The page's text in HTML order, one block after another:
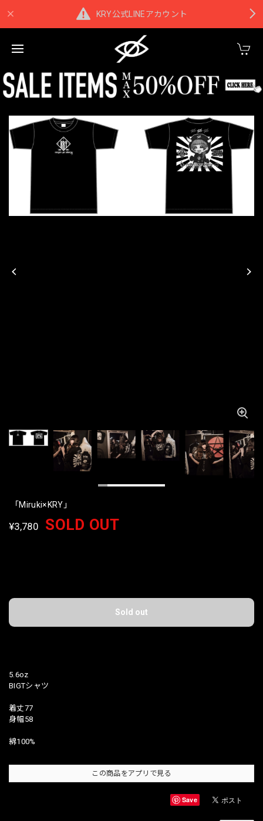
KRY公式LINEアカウント
「Miruki×KRY」
¥3,780 SOLD OUT
Sold out
5.6oz
BIGTシャツ
着丈77
身幅58
綿100%
この商品をアプリで見る
Save